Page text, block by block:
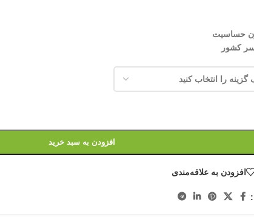
حساسیت
کشور
افزودن به سبد خرید
افزودن به علاقه‌مندی